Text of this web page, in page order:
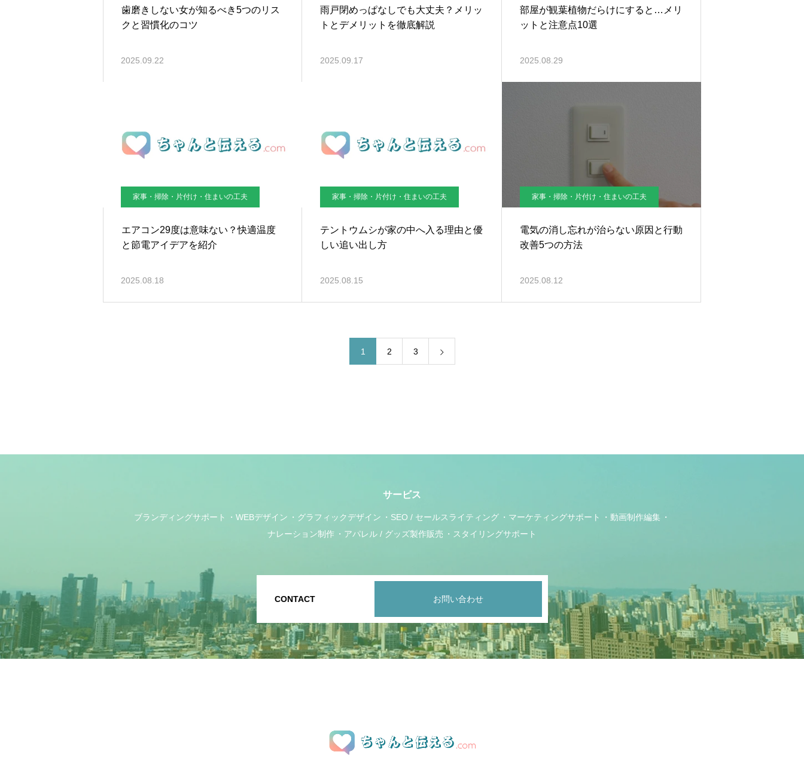
歯磨きしない女が知るべき5つのリス
クと習慣化のコツ
2025.09.22
雨戸閉めっぱなしでも大丈夫？メリッ
トとデメリットを徹底解説
2025.09.17
部屋が観葉植物だらけにすると…メリ
ットと注意点10選
2025.08.29
家事・掃除・片付け・住まいの工夫
エアコン29度は意味ない？快適温度
と節電アイデアを紹介
2025.08.18
家事・掃除・片付け・住まいの工夫
テントウムシが家の中へ入る理由と優
しい追い出し方
2025.08.15
家事・掃除・片付け・住まいの工夫
電気の消し忘れが治らない原因と行動
改善5つの方法
2025.08.12
1 2 3
サービス
ブランディングサポート WEBデザイン グラフィックデザイン SEO / セールスライティング マーケティングサポート
動画制作編集
ナレーション制作
アパレル / グッズ製作販売 スタイリングサポート
CONTACT お問い合わせ